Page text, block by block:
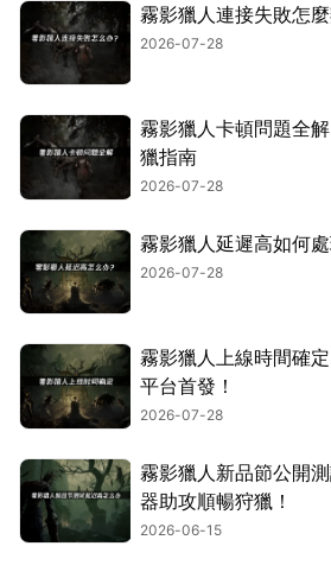
霧影獵人連接失敗怎
2026-07-28
霧影獵人卡頓問題全
獵指南
2026-07-28
霧影獵人延遲高如何
2026-07-28
霧影獵人上線時間確
平台首發！
2026-07-28
霧影獵人新品節公開
器助攻順暢狩獵！
2026-06-15